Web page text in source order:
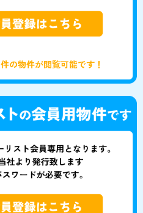
件の物件が閲覧可能です！